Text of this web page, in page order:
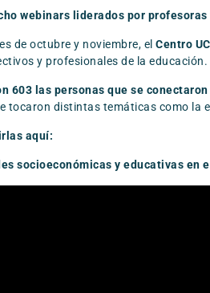
webinars liderados por
de octubre y noviembre, elCentro
y profesionales de la
603 las personas que se
tocaron distintas temáticas como la
aquí:
socioeconómicas y educativas en